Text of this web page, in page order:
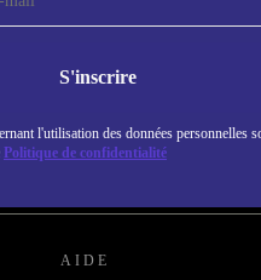
S'inscrire
l'utilisation des données personnelles
Politique de confidentialité
Retrouvez les informations sur
politique de confidentialité
AIDE